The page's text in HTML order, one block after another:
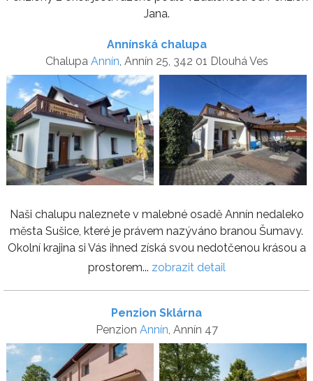
Jana.
Annínská chalupa
Chalupa Annín , Annín 25, 342 01 Dlouhá Ves
Naši chalupu naleznete v malebné osadě Annín nedaleko
města Sušice, které je právem nazýváno branou Šumavy.
Okolní krajina si Vás ihned získá svou nedotčenou krásou a
prostorem... zobrazit detail
Penzion Sklárna
Penzion Annín , Annín 47